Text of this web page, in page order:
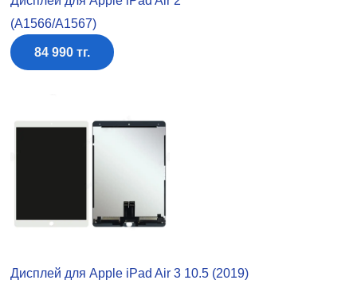
(A1566/A1567)
84 990 тг.
Дисплей для Apple iPad Air 3 10.5 (2019)